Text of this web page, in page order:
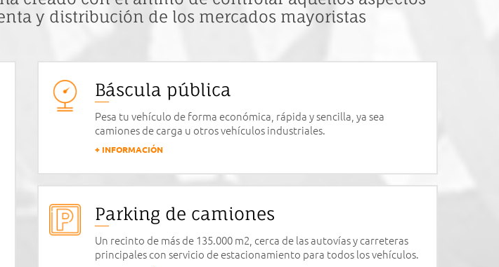
y distribución de los mercados mayoristas
Báscula pública
Pesa tu vehículo de forma económica, rápida y sencilla, ya sea
camiones de carga u otros vehículos industriales.
+ INFORMACIÓN
Parking de camiones
Un recinto de más de 135.000 m2, cerca de las autovías y carreteras
principales con servicio de estacionamiento para todos los vehículos.